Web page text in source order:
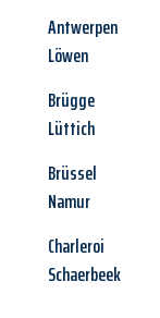
Antwerpen
Löwen
Brügge
Lüttich
Brüssel
Namur
Charleroi
Schaerbeek